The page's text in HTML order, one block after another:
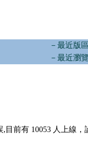
－最近版
－最近瀏
,目前有 10053 人上線